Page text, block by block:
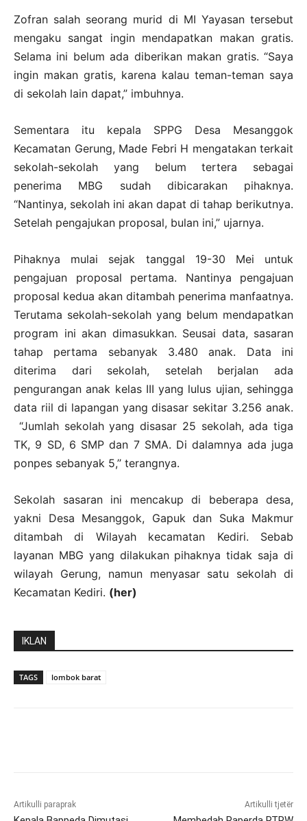
Zofran salah seorang murid di MI Yayasan tersebut
mengaku sangat ingin mendapatkan makan gratis.
Selama ini belum ada diberikan makan gratis. “Saya
ingin makan gratis, karena kalau teman-teman saya
di sekolah lain dapat,” imbuhnya.
Sementara itu kepala SPPG Desa Mesanggok
Kecamatan Gerung, Made Febri H mengatakan terkait
sekolah-sekolah yang belum tertera sebagai
penerima MBG sudah dibicarakan pihaknya.
“Nantinya, sekolah ini akan dapat di tahap berikutnya.
Setelah pengajukan proposal, bulan ini,” ujarnya.
Pihaknya mulai sejak tanggal 19-30 Mei untuk
pengajuan proposal pertama. Nantinya pengajuan
proposal kedua akan ditambah penerima manfaatnya.
Terutama sekolah-sekolah yang belum mendapatkan
program ini akan dimasukkan. Seusai data, sasaran
tahap pertama sebanyak 3.480 anak. Data ini
diterima dari sekolah, setelah berjalan ada
pengurangan anak kelas III yang lulus ujian, sehingga
data riil di lapangan yang disasar sekitar 3.256 anak.
“Jumlah sekolah yang disasar 25 sekolah, ada tiga
TK, 9 SD, 6 SMP dan 7 SMA. Di dalamnya ada juga
ponpes sebanyak 5,’’ terangnya.
Sekolah sasaran ini mencakup di beberapa desa,
yakni Desa Mesanggok, Gapuk dan Suka Makmur
ditambah di Wilayah kecamatan Kediri. Sebab
layanan MBG yang dilakukan pihaknya tidak saja di
wilayah Gerung, namun menyasar satu sekolah di
Kecamatan Kediri. (her)
IKLAN
TAGS lombok barat
Artikulli paraprak Artikulli tjetër